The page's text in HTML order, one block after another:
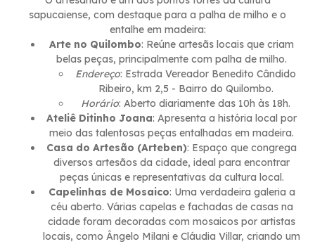
sapucaiense, com destaque para a palha de milho e o
entalhe em madeira:
Arte no Quilombo: Reúne artesãs locais que criam
belas peças, principalmente com palha de milho.
Endereço: Estrada Vereador Benedito Cândido
Ribeiro, km 2,5 - Bairro do Quilombo.
Horário: Aberto diariamente das 10h às 18h.
Ateliê Ditinho Joana: Apresenta a história local por
meio das talentosas peças entalhadas em madeira.
Casa do Artesão (Arteben): Espaço que congrega
diversos artesãos da cidade, ideal para encontrar
peças únicas e representativas da cultura local.
Capelinhas de Mosaico: Uma verdadeira galeria a
céu aberto. Várias capelas e fachadas de casas na
cidade foram decoradas com mosaicos por artistas
locais, como Ângelo Milani e Cláudia Villar, criando um